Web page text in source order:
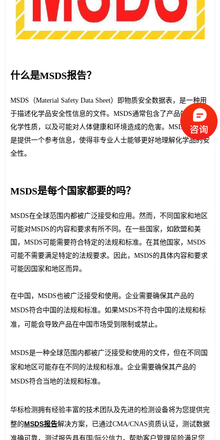
什么是MSDS报告？
MSDS（Material Safety Data Sheet）即物质安全数据表，是一种用
于描述化学品安全性信息的文件。MSDS通常包含了产品的物理和
化学性质，以及可能对人体健康和环境造成的危害。MSDS的目的
是提供一个参考信息，使得非专业人士能够更好地理解化学品的安
全性。
MSDS是每个国家都要的吗？
MSDS在全球范围内都被广泛接受和应用。然而，不同国家和地区
可能对MSDS的内容和要求有所不同。在一些国家，如欧盟和美
国，MSDS可能需要符合特定的法规和标准。在其他国家，MSDS
可能不需要满足特定的法规要求。因此，MSDS的具体内容和要求
可能因国家和地区而异。
在中国，MSDS也被广泛接受和使用。企业需要确保其产品的
MSDS符合中国的法规和标准。如果MSDS不符合中国的法规和标
准，可能会导致产品在中国市场受到限制或禁止。
MSDS是一种全球范围内都被广泛接受和使用的文件，但在不同国
家和地区可能存在不同的法规和标准。企业需要确保其产品的
MSDS符合当地的法规和标准。
华标检测拥有经验丰富的技术团队及先进的检测设备将为您提供完
整的MSDS报告解决方案，已通过CMA/CNAS资质认证，测试数据
准确可靠，测试报告具有国/际公信力，帮助客户管理风险满足您